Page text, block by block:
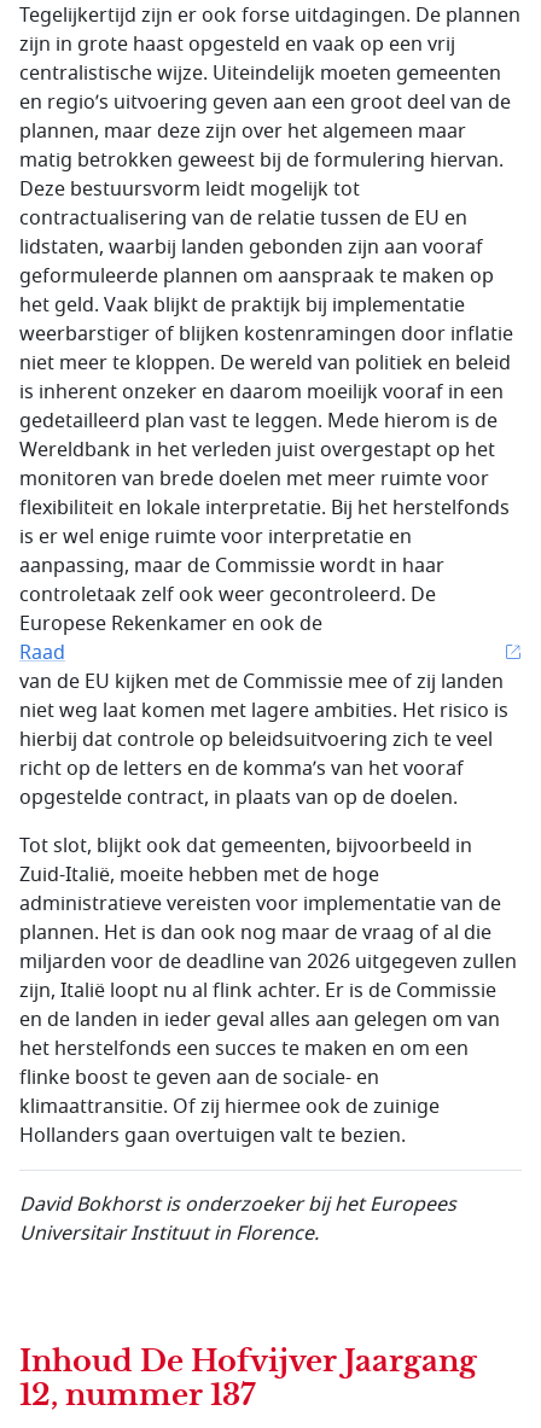
Tegelijkertijd zijn er ook forse uitdagingen. De plannen
zijn in grote haast opgesteld en vaak op een vrij
centralistische wijze. Uiteindelijk moeten gemeenten
en regio’s uitvoering geven aan een groot deel van de
plannen, maar deze zijn over het algemeen maar
matig betrokken geweest bij de formulering hiervan.
Deze bestuursvorm leidt mogelijk tot
contractualisering van de relatie tussen de EU en
lidstaten, waarbij landen gebonden zijn aan vooraf
geformuleerde plannen om aanspraak te maken op
het geld. Vaak blijkt de praktijk bij implementatie
weerbarstiger of blijken kostenramingen door inflatie
niet meer te kloppen. De wereld van politiek en beleid
is inherent onzeker en daarom moeilijk vooraf in een
gedetailleerd plan vast te leggen. Mede hierom is de
Wereldbank in het verleden juist overgestapt op het
monitoren van brede doelen met meer ruimte voor
flexibiliteit en lokale interpretatie. Bij het herstelfonds
is er wel enige ruimte voor interpretatie en
aanpassing, maar de Commissie wordt in haar
controletaak zelf ook weer gecontroleerd. De
Europese Rekenkamer en ook de
Raad
van de EU kijken met de Commissie mee of zij landen
niet weg laat komen met lagere ambities. Het risico is
hierbij dat controle op beleidsuitvoering zich te veel
richt op de letters en de komma’s van het vooraf
opgestelde contract, in plaats van op de doelen.
Tot slot, blijkt ook dat gemeenten, bijvoorbeeld in
Zuid-Italië, moeite hebben met de hoge
administratieve vereisten voor implementatie van de
plannen. Het is dan ook nog maar de vraag of al die
miljarden voor de deadline van 2026 uitgegeven zullen
zijn, Italië loopt nu al flink achter. Er is de Commissie
en de landen in ieder geval alles aan gelegen om van
het herstelfonds een succes te maken en om een
flinke boost te geven aan de sociale- en
klimaattransitie. Of zij hiermee ook de zuinige
Hollanders gaan overtuigen valt te bezien.
David Bokhorst is onderzoeker bij het Europees
Universitair Instituut in Florence.
Inhoud De Hofvijver Jaargang
12, nummer 137